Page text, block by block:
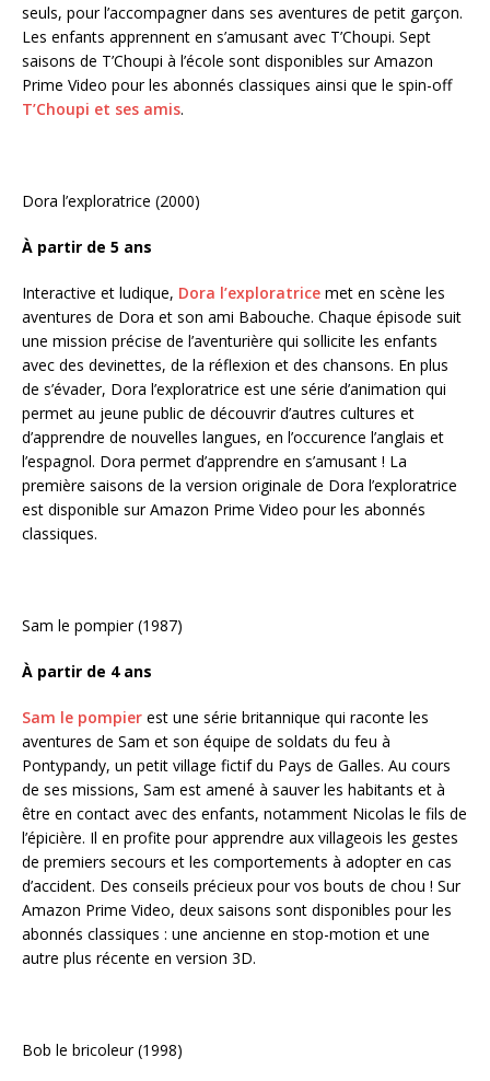
seuls, pour l’accompagner dans ses aventures de petit garçon.
Les enfants apprennent en s’amusant avec T’Choupi. Sept
saisons de T’Choupi à l’école sont disponibles sur Amazon
Prime Video pour les abonnés classiques ainsi que le spin-off
T’Choupi et ses amis.
Dora l’exploratrice (2000)
À partir de 5 ans
Interactive et ludique, Dora l’exploratrice met en scène les
aventures de Dora et son ami Babouche. Chaque épisode suit
une mission précise de l’aventurière qui sollicite les enfants
avec des devinettes, de la réflexion et des chansons. En plus
de s’évader, Dora l’exploratrice est une série d’animation qui
permet au jeune public de découvrir d’autres cultures et
d’apprendre de nouvelles langues, en l’occurence l’anglais et
l’espagnol. Dora permet d’apprendre en s’amusant ! La
première saisons de la version originale de Dora l’exploratrice
est disponible sur Amazon Prime Video pour les abonnés
classiques.
Sam le pompier (1987)
À partir de 4 ans
Sam le pompier est une série britannique qui raconte les
aventures de Sam et son équipe de soldats du feu à
Pontypandy, un petit village fictif du Pays de Galles. Au cours
de ses missions, Sam est amené à sauver les habitants et à
être en contact avec des enfants, notamment Nicolas le fils de
l’épicière. Il en profite pour apprendre aux villageois les gestes
de premiers secours et les comportements à adopter en cas
d’accident. Des conseils précieux pour vos bouts de chou ! Sur
Amazon Prime Video, deux saisons sont disponibles pour les
abonnés classiques : une ancienne en stop-motion et une
autre plus récente en version 3D.
Bob le bricoleur (1998)